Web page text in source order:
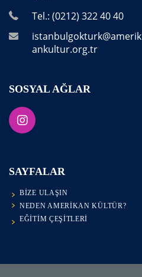
Tel.: (0212) 322 40 40
istanbulgokturk@amerik
ankultur.org.tr
SOSYAL AĞLAR
SAYFALAR
BIZE ULAŞIN
NEDEN AMERIKAN KÜLTÜR?
EĞITIM ÇEŞITLERI